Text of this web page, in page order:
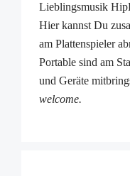
Lieblingsmusik
Hier kannst Du
am Plattenspieler
Portable sind am
und Geräte
welcome.